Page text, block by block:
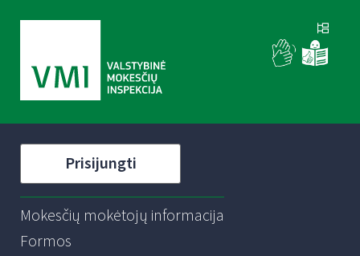
Prisijungti
Mokesčių mokėtojų informacija
Formos